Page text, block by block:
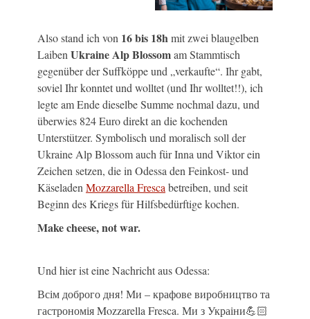
Also stand ich von 16 bis 18hmit zwei blaugelben
LaibenUkraine Alp Blossomam Stammtisch
gegenüber der Suffköppe und „verkaufte“. Ihr gabt,
soviel Ihr konntet und wolltet (und Ihr wolltet!!), ich
legte am Ende dieselbe Summe nochmal dazu, und
überwies 824 Euro direkt an die kochenden
Unterstützer. Symbolisch und moralisch soll der
Ukraine Alp Blossom auch für Inna und Viktor ein
Zeichen setzen, die in Odessa den Feinkost- und
KäseladenMozzarella Frescabetreiben, und seit
Beginn des Kriegs für Hilfsbedürftige kochen.
Make cheese, not war.
Und hier ist eine Nachricht aus Odessa:
Всім доброго дня! Ми – крафове виробництво та
гастрономія Mozzarella Fresca. Ми з Украіни💪🏻